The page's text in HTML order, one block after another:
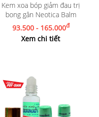
Kem xoa bóp giảm đau trị
bong gân Neotica Balm
93.500 - 165.000đ
Xem chi tiết